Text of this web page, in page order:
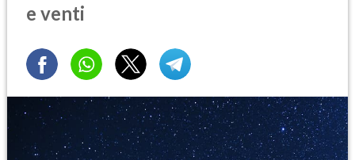
e venti